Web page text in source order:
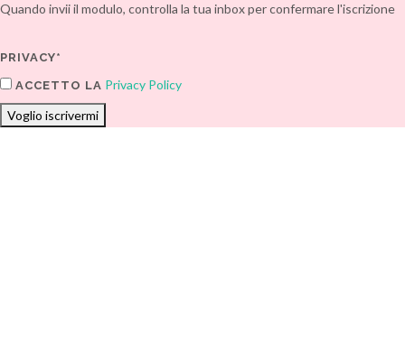
Quando invii il modulo, controlla la tua inbox per confermare l'iscrizione
PRIVACY*
ACCETTO LA Privacy Policy
Voglio iscrivermi